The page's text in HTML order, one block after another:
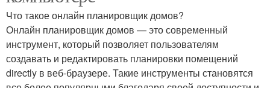
Что такое онлайн планировщик домов?
Онлайн планировщик домов — это современный
инструмент, который позволяет пользователям
создавать и редактировать планировки помещений
directly в веб-браузере. Такие инструменты становятся